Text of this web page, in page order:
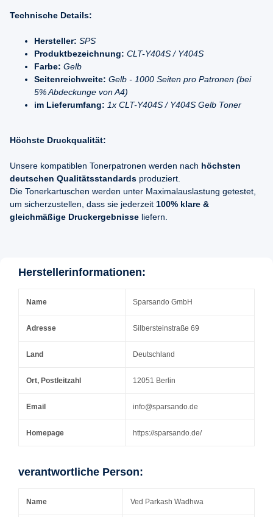
Technische Details:
Hersteller: SPS
Produktbezeichnung: CLT-Y404S / Y404S
Farbe: Gelb
Seitenreichweite: Gelb - 1000 Seiten pro Patronen (bei
5% Abdeckunge von A4)
im Lieferumfang: 1x CLT-Y404S / Y404S Gelb Toner
Höchste Druckqualität:
Unsere kompatiblen Tonerpatronen werden nach höchsten
deutschen Qualitätsstandards produziert.
Die Tonerkartuschen werden unter Maximalauslastung getestet,
um sicherzustellen, dass sie jederzeit 100% klare &
gleichmäßige Druckergebnisse liefern.
Herstellerinformationen:
Name Sparsando GmbH
Adresse Silbersteinstraße 69
Land Deutschland
Ort, Postleitzahl 12051 Berlin
Email info@sparsando.de
Homepage https://sparsando.de/
verantwortliche Person:
Name Ved Parkash Wadhwa